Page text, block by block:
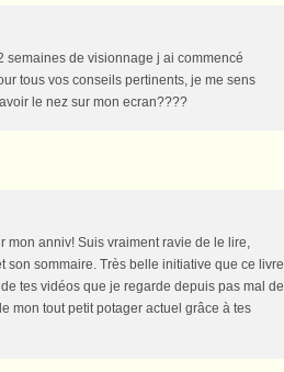
semaines de visionnage j ai commencé
tous vos conseils pertinents, je me sens
le nez sur mon ecran????
anniv! Suis vraiment ravie de le lire,
son sommaire. Très belle initiative que ce livre
tes vidéos que je regarde depuis pas mal de
mon tout petit potager actuel grâce à tes